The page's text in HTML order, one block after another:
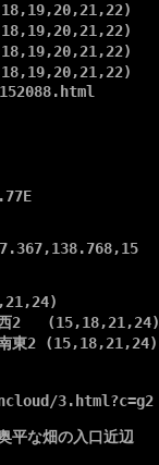
西2   (15,18,21,24)
東2 (15,18,21,24)
3.html?c=g2
な畑の入口近辺